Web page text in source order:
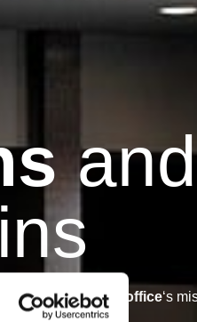
and
documents.Greenoffice‘s